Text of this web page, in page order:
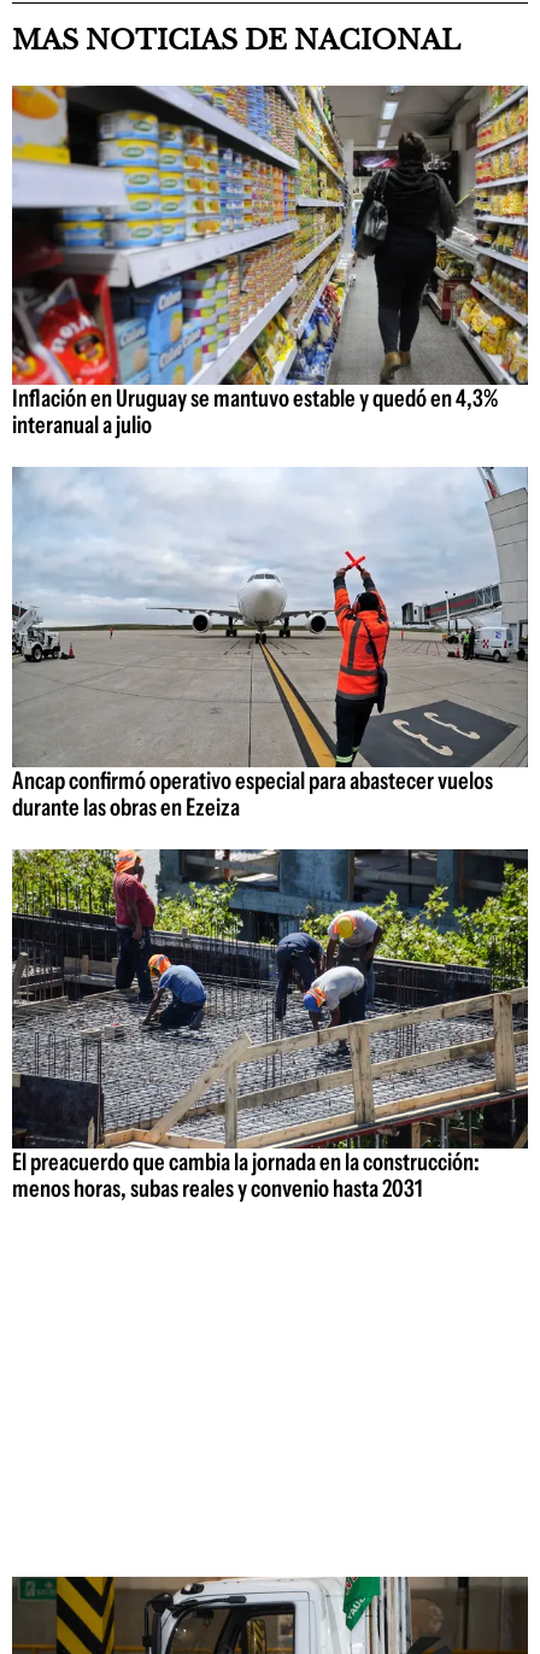
MAS NOTICIAS DE NACIONAL
Inflación en Uruguay se mantuvo estable y quedó en 4,3%
interanual a julio
Ancap confirmó operativo especial para abastecer vuelos
durante las obras en Ezeiza
El preacuerdo que cambia la jornada en la construcción:
menos horas, subas reales y convenio hasta 2031